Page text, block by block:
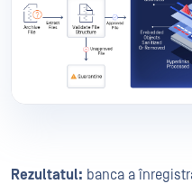
Rezultatul: banca a